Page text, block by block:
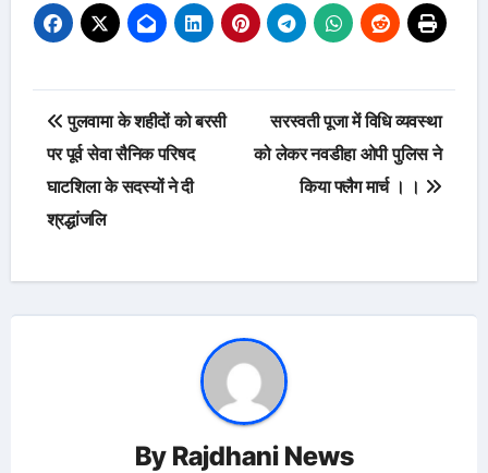
Post
navigation
पुलवामा के शहीदों को बरसी
पर पूर्व सेवा सैनिक परिषद
घाटशिला के सदस्यों ने दी
श्रद्धांजलि
सरस्वती पूजा में विधि व्यवस्था
को लेकर नवडीहा ओपी पुलिस ने
किया फ्लैग मार्च । ।
By Rajdhani News